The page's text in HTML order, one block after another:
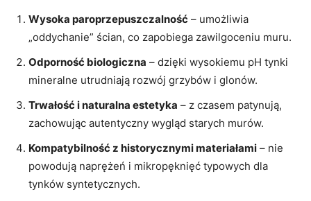
Wysoka paroprzepuszczalność – umożliwia
„oddychanie” ścian, co zapobiega zawilgoceniu muru.
Odporność biologiczna – dzięki wysokiemu pH tynki
mineralne utrudniają rozwój grzybów i glonów.
Trwałość i naturalna estetyka – z czasem patynują,
zachowując autentyczny wygląd starych murów.
Kompatybilność z historycznymi materiałami – nie
powodują naprężeń i mikropęknięć typowych dla
tynków syntetycznych.